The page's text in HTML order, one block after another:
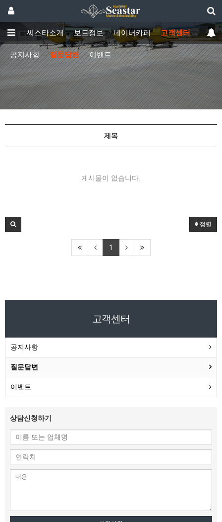
메인 씨스타소개 보트정보 네이버카페 고객센터
공지사항 질문답변 이벤트
제목
게시물이 없습니다.
정렬
1
고객센터
공지사항
질문답변
이벤트
상담신청하기